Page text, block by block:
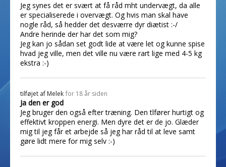
Jeg synes det er svært at få råd mht undervægt, da alle
er specialiserede i overvægt. Og hvis man skal have
nogle råd, så hedder det desværre dyr diætist :-/
Andre herinde der har det som mig?
Jeg kan jo sådan set godt lide at være let og kunne spise
hvad jeg ville, men det ville nu være rart lige med 4-5 kg
ekstra :-)
tilføjet af Melek for 18 år siden
Ja den er god
Jeg bruger den også efter træning. Den tlfører hurtigt og
effektivt kroppen energi. Men dyre det er de jo. Glæder
mig til jeg får et arbejde så jeg har råd til at leve samt
gøre lidt mere for mig selv :-)